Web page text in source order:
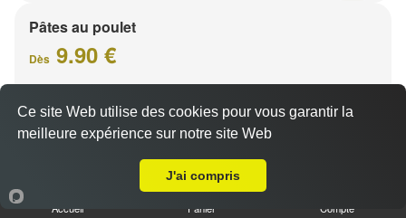
Pâtes au poulet
Dès 9.90 €
Sauce fromage au choix
Accueil Panier Compte
Ce site Web utilise des cookies pour vous garantir la
meilleure expérience sur notre site Web
J'ai compris